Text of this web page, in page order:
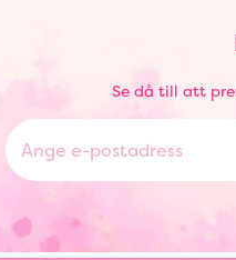
Se då till att